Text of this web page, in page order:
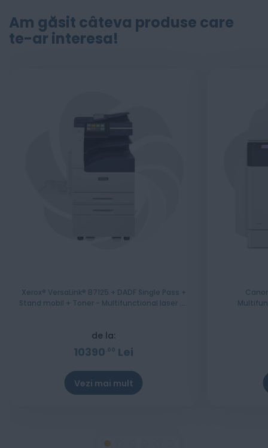
Am găsit câteva produse care
te-ar interesa!
Xerox® VersaLink® B7125 + DADF Single Pass +
Stand mobil + Toner - Multifunctional laser A3
de la:
10390 00 Lei
Vezi mai mult